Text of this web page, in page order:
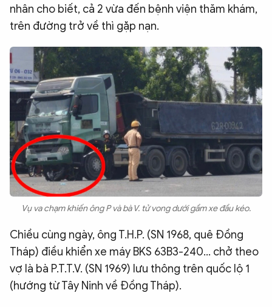
nhân cho biết, cả 2 vừa đến bệnh viện thăm khám,
trên đường trở về thì gặp nạn.
Vụ va chạm khiến ông P và bà V. tử vong dưới gầm xe đầu kéo.
Chiều cùng ngày, ông T.H.P. (SN 1968, quê Đồng
Tháp) điều khiển xe máy BKS 63B3-240... chở theo
vợ là bà P.T.T.V. (SN 1969) lưu thông trên quốc lộ 1
(hướng từ Tây Ninh về Đồng Tháp).